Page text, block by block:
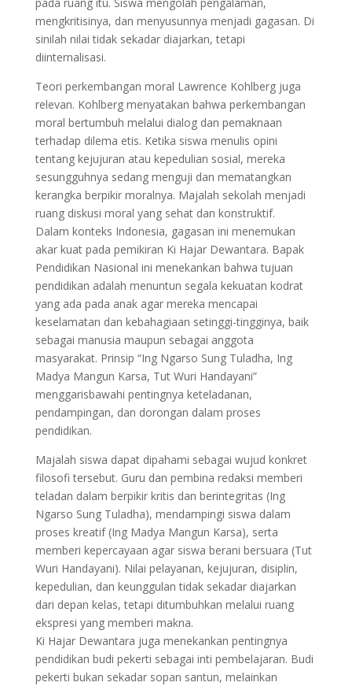
mengkritisinya, dan menyusunnya menjadi gagasan. Di
sinilah nilai tidak sekadar diajarkan, tetapi
diinternalisasi.
Teori perkembangan moral Lawrence Kohlberg juga
relevan. Kohlberg menyatakan bahwa perkembangan
moral bertumbuh melalui dialog dan pemaknaan
terhadap dilema etis. Ketika siswa menulis opini
tentang kejujuran atau kepedulian sosial, mereka
sesungguhnya sedang menguji dan mematangkan
kerangka berpikir moralnya. Majalah sekolah menjadi
ruang diskusi moral yang sehat dan konstruktif.
Dalam konteks Indonesia, gagasan ini menemukan
akar kuat pada pemikiran Ki Hajar Dewantara. Bapak
Pendidikan Nasional ini menekankan bahwa tujuan
pendidikan adalah menuntun segala kekuatan kodrat
yang ada pada anak agar mereka mencapai
keselamatan dan kebahagiaan setinggi-tingginya, baik
sebagai manusia maupun sebagai anggota
masyarakat. Prinsip “Ing Ngarso Sung Tuladha, Ing
Madya Mangun Karsa, Tut Wuri Handayani”
menggarisbawahi pentingnya keteladanan,
pendampingan, dan dorongan dalam proses
pendidikan.
Majalah siswa dapat dipahami sebagai wujud konkret
filosofi tersebut. Guru dan pembina redaksi memberi
teladan dalam berpikir kritis dan berintegritas (Ing
Ngarso Sung Tuladha), mendampingi siswa dalam
proses kreatif (Ing Madya Mangun Karsa), serta
memberi kepercayaan agar siswa berani bersuara (Tut
Wuri Handayani). Nilai pelayanan, kejujuran, disiplin,
kepedulian, dan keunggulan tidak sekadar diajarkan
dari depan kelas, tetapi ditumbuhkan melalui ruang
ekspresi yang memberi makna.
Ki Hajar Dewantara juga menekankan pentingnya
pendidikan budi pekerti sebagai inti pembelajaran. Budi
pekerti bukan sekadar sopan santun, melainkan